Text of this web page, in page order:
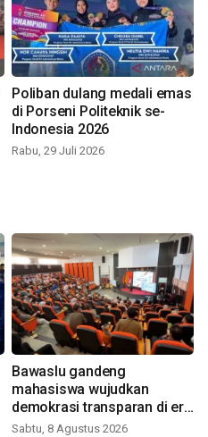
Poliban dulang medali emas
di Porseni Politeknik se-
Indonesia 2026
Rabu, 29 Juli 2026
Bawaslu gandeng
mahasiswa wujudkan
demokrasi transparan di era
digital
Sabtu, 8 Agustus 2026